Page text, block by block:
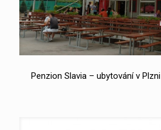
Penzion Slavia – ubytování v Plzni